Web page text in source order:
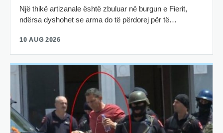
Një thikë artizanale është zbuluar në burgun e Fierit,
ndërsa dyshohet se arma do të përdorej për të…
10 AUG 2026